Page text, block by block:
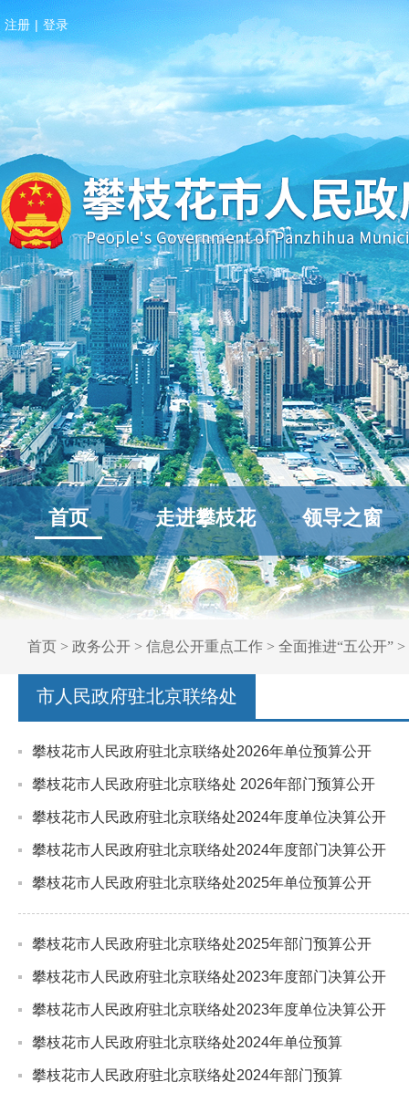
注册 | 登录
首页 走进攀枝花 领导之窗
首页 > 政务公开 > 信息公开重点工作 > 全面推进“五公开” >
市人民政府驻北京联络处
攀枝花市人民政府驻北京联络处2026年单位预算公开
攀枝花市人民政府驻北京联络处 2026年部门预算公开
攀枝花市人民政府驻北京联络处2024年度单位决算公开
攀枝花市人民政府驻北京联络处2024年度部门决算公开
攀枝花市人民政府驻北京联络处2025年单位预算公开
攀枝花市人民政府驻北京联络处2025年部门预算公开
攀枝花市人民政府驻北京联络处2023年度部门决算公开
攀枝花市人民政府驻北京联络处2023年度单位决算公开
攀枝花市人民政府驻北京联络处2024年单位预算
攀枝花市人民政府驻北京联络处2024年部门预算